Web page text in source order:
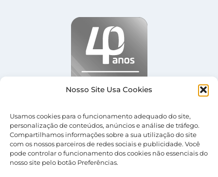
Nosso Site Usa Cookies
Usamos cookies para o funcionamento adequado do site,
personalização de conteúdos, anúncios e análise de tráfego.
Compartilhamos informações sobre a sua utilização do site
com os nossos parceiros de redes sociais e publicidade. Você
pode controlar o funcionamento dos cookies não essenciais do
nosso site pelo botão Preferências.
© 2026 Nevolus |Termos de Uso